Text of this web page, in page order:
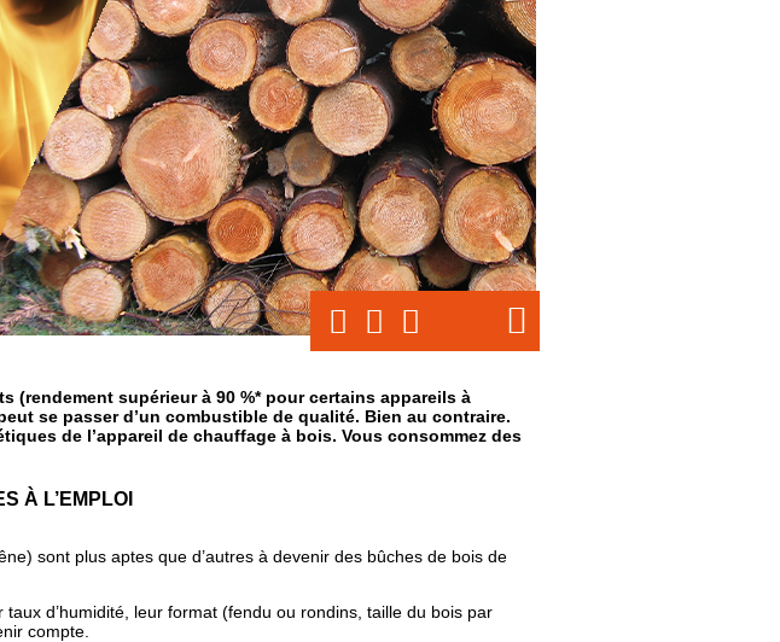
(rendement supérieur à 90 %* pour certains appareils à
se passer d’un combustible de qualité. Bien au contraire.
de l’appareil de chauffage à bois. Vous consommez des
À L’EMPLOI
sont plus aptes que d’autres à devenir des bûches de bois de
d’humidité, leur format (fendu ou rondins, taille du bois par
compte.